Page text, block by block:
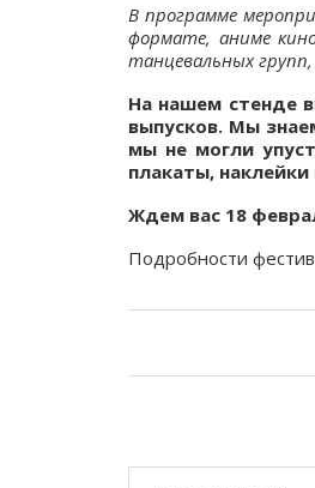
В программе
формате, аниме
танцевальных
На нашем стенде
выпусков. Мы
мы не могли
плакаты,
Ждем вас 18
Подробности